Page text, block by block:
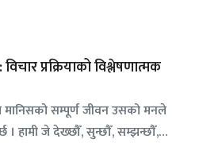
विचार प्रक्रियाको विश्लेषणात्मक
सम्पूर्ण जीवन उसको मनले
। हामी जे देख्छौँ, सुन्छौँ, सम्झन्छौँ,…